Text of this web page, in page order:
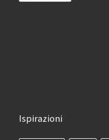
Ispirazioni